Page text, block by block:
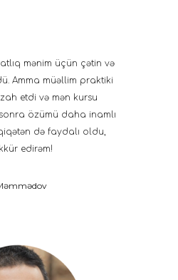
mənim üçün çətin və
Amma müəllim praktiki
etdi və mən kursu
özümü daha inamlı
də faydalı oldu,
edirəm!